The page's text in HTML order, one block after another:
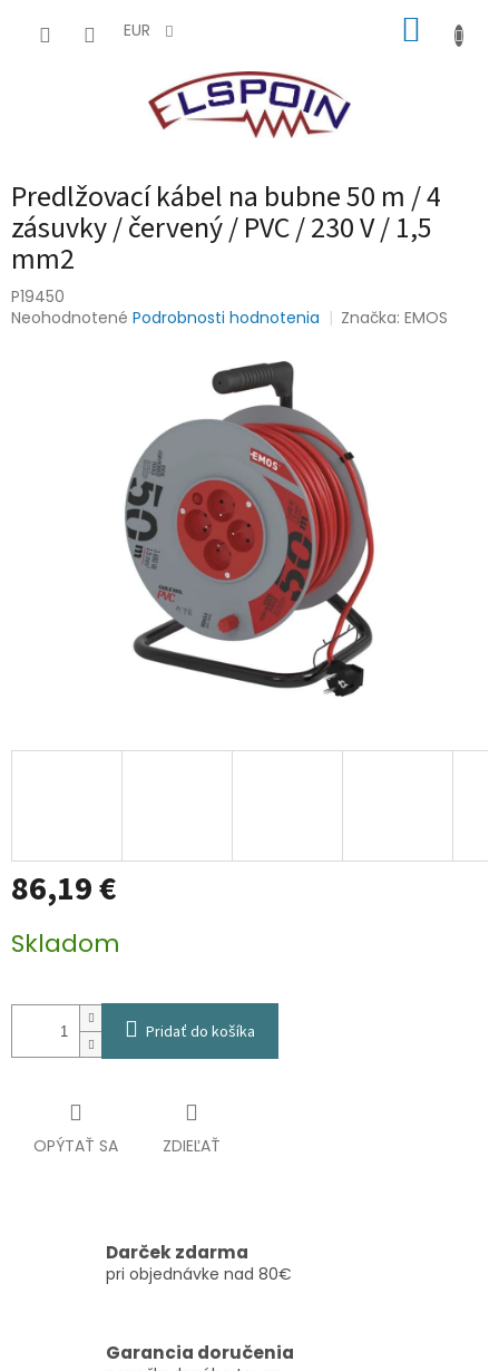
EUR
Predlžovací kábel na bubne 50 m / 4
zásuvky / červený / PVC / 230 V / 1,5
mm2
P19450
Priemerné
Neohodnotené Podrobnosti hodnotenia Značka:EMOS
86,19 €
cena:
Skladom
Pridať do košíka
OPÝTAŤ SA ZDIEĽAŤ
Darček zdarma
pri objednávke nad 80€
Garancia doručenia